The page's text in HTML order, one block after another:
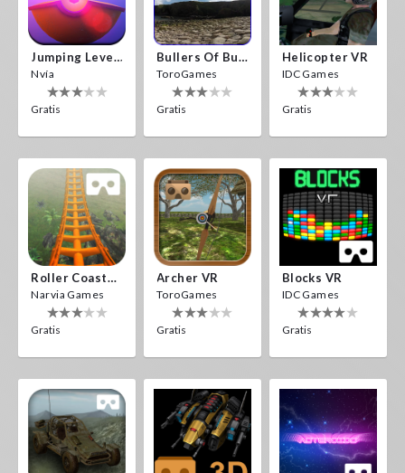
Jumping Levels
Nvía
Gratis
Bullers Of Buchan Aberdeen
ToroGames
Gratis
Helicopter VR
IDC Games
Gratis
Roller Coaster VR
Narvia Games
Gratis
Archer VR
ToroGames
Gratis
Blocks VR
IDC Games
Gratis